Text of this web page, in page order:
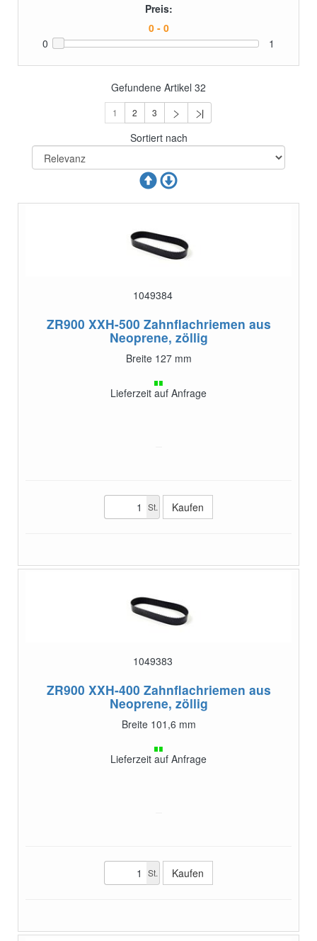
Preis:
0 1
Gefundene Artikel 32
1 2 3
Sortiert nach
1049384
ZR900 XXH-500 Zahnflachriemen aus
Neoprene, zöllig
Breite 127 mm
Lieferzeit auf Anfrage
St.
1049383
ZR900 XXH-400 Zahnflachriemen aus
Neoprene, zöllig
Breite 101,6 mm
Lieferzeit auf Anfrage
St.